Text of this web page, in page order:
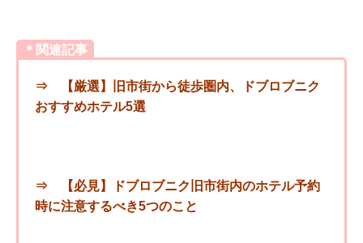
＊関連記事
⇒
【厳選】旧市街から徒歩圏内、ドブロブニク
おすすめホテル5選
⇒
【必見】ドブロブニク旧市街内のホテル予約
時に注意するべき5つのこと